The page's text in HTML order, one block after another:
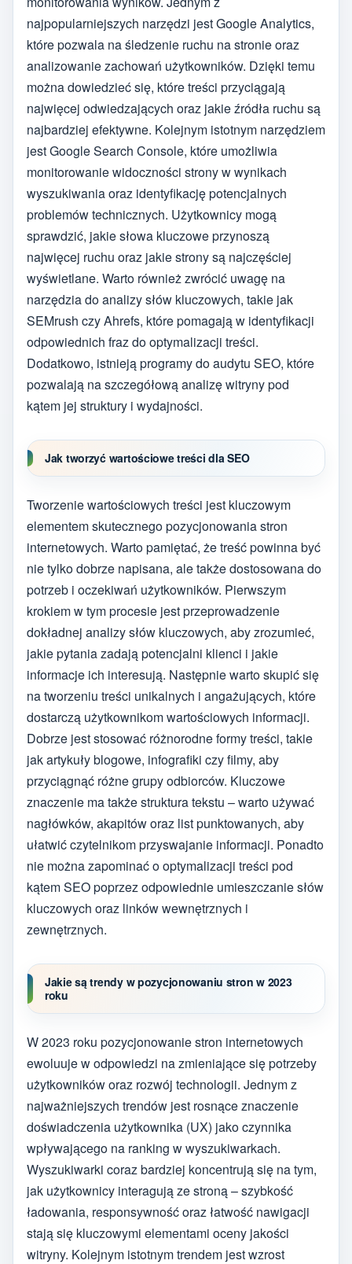
najpopularniejszych narzędzi jest Google Analytics,
które pozwala na śledzenie ruchu na stronie oraz
analizowanie zachowań użytkowników. Dzięki temu
można dowiedzieć się, które treści przyciągają
najwięcej odwiedzających oraz jakie źródła ruchu są
najbardziej efektywne. Kolejnym istotnym narzędziem
jest Google Search Console, które umożliwia
monitorowanie widoczności strony w wynikach
wyszukiwania oraz identyfikację potencjalnych
problemów technicznych. Użytkownicy mogą
sprawdzić, jakie słowa kluczowe przynoszą
najwięcej ruchu oraz jakie strony są najczęściej
wyświetlane. Warto również zwrócić uwagę na
narzędzia do analizy słów kluczowych, takie jak
SEMrush czy Ahrefs, które pomagają w identyfikacji
odpowiednich fraz do optymalizacji treści.
Dodatkowo, istnieją programy do audytu SEO, które
pozwalają na szczegółową analizę witryny pod
kątem jej struktury i wydajności.
Jak tworzyć wartościowe treści dla SEO
Tworzenie wartościowych treści jest kluczowym
elementem skutecznego pozycjonowania stron
internetowych. Warto pamiętać, że treść powinna być
nie tylko dobrze napisana, ale także dostosowana do
potrzeb i oczekiwań użytkowników. Pierwszym
krokiem w tym procesie jest przeprowadzenie
dokładnej analizy słów kluczowych, aby zrozumieć,
jakie pytania zadają potencjalni klienci i jakie
informacje ich interesują. Następnie warto skupić się
na tworzeniu treści unikalnych i angażujących, które
dostarczą użytkownikom wartościowych informacji.
Dobrze jest stosować różnorodne formy treści, takie
jak artykuły blogowe, infografiki czy filmy, aby
przyciągnąć różne grupy odbiorców. Kluczowe
znaczenie ma także struktura tekstu – warto używać
nagłówków, akapitów oraz list punktowanych, aby
ułatwić czytelnikom przyswajanie informacji. Ponadto
nie można zapominać o optymalizacji treści pod
kątem SEO poprzez odpowiednie umieszczanie słów
kluczowych oraz linków wewnętrznych i
zewnętrznych.
Jakie są trendy w pozycjonowaniu stron w 2023
roku
W 2023 roku pozycjonowanie stron internetowych
ewoluuje w odpowiedzi na zmieniające się potrzeby
użytkowników oraz rozwój technologii. Jednym z
najważniejszych trendów jest rosnące znaczenie
doświadczenia użytkownika (UX) jako czynnika
wpływającego na ranking w wyszukiwarkach.
Wyszukiwarki coraz bardziej koncentrują się na tym,
jak użytkownicy interagują ze stroną – szybkość
ładowania, responsywność oraz łatwość nawigacji
stają się kluczowymi elementami oceny jakości
witryny. Kolejnym istotnym trendem jest wzrost